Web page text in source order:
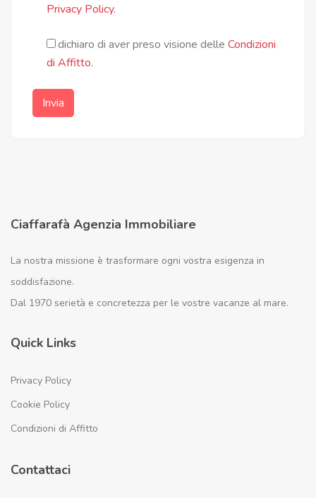
Privacy Policy.
dichiaro di aver preso visione delle Condizioni
di Affitto.
Invia
Ciaffarafà Agenzia Immobiliare
La nostra missione è trasformare ogni vostra esigenza in
soddisfazione.
Dal 1970 serietà e concretezza per le vostre vacanze al mare.
Quick Links
Privacy Policy
Cookie Policy
Condizioni di Affitto
Contattaci